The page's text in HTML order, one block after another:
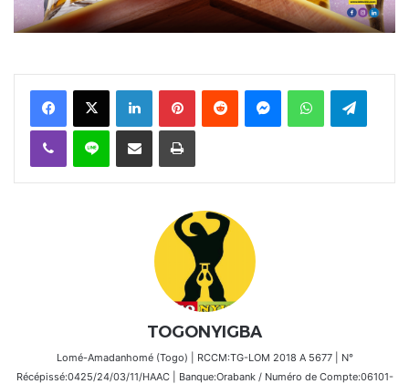
FacebookX Linkedin PinterestReddit MessengerWhatsAppTelegram
Viber Ligne Partager par email Imprimer
TOGONYIGBA
Lomé-Amadanhomé (Togo) | RCCM:TG-LOM 2018 A 5677 | N°
Récépissé:0425/24/03/11/HAAC | Banque:Orabank / Numéro de Compte:06101-